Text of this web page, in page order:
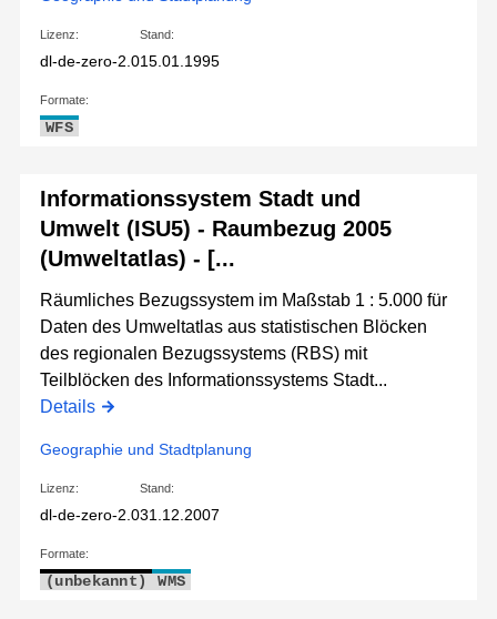
Lizenz:
dl-de-zero-2.0
Stand:
15.01.1995
Formate:
WFS
Informationssystem Stadt und
Umwelt (ISU5) - Raumbezug 2005
(Umweltatlas) - [...
Räumliches Bezugssystem im Maßstab 1 : 5.000 für
Daten des Umweltatlas aus statistischen Blöcken
des regionalen Bezugssystems (RBS) mit
Teilblöcken des Informationssystems Stadt...
Details
Geographie und Stadtplanung
Lizenz:
dl-de-zero-2.0
Stand:
31.12.2007
Formate:
(unbekannt) WMS